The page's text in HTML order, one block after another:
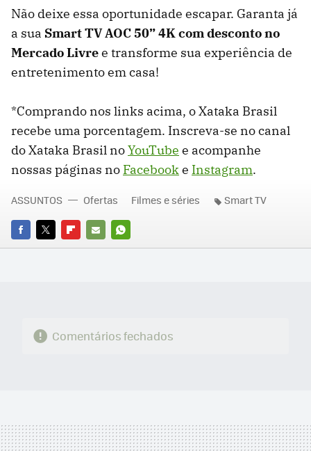
Não deixe essa oportunidade escapar. Garanta já
a sua Smart TV AOC 50” 4K com desconto no
Mercado Livree transforme sua experiência de
entretenimento em casa!
*Comprando nos links acima, o Xataka Brasil
recebe uma porcentagem. Inscreva-se no canal
do Xataka Brasil noYouTube e acompanhe
nossas páginas no Facebooke Instagram.
FACEBOOK
TWITTERFLIPBOARD
E-
WHATSAPP
ASSUNTOS Ofertas Filmes e séries Smart TV
Comentários fechados